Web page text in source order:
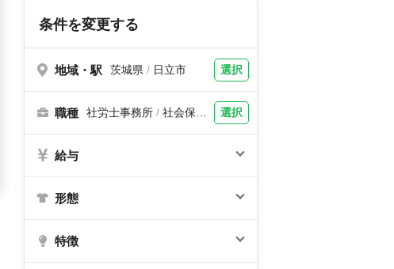
条件を変更する
地域・駅 茨城県/ 日立市 選択
職種 社労士事務所/ 社会保険
選択
給与
形態
特徴